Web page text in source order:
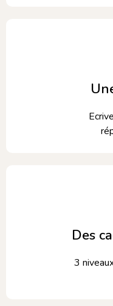
Des
3